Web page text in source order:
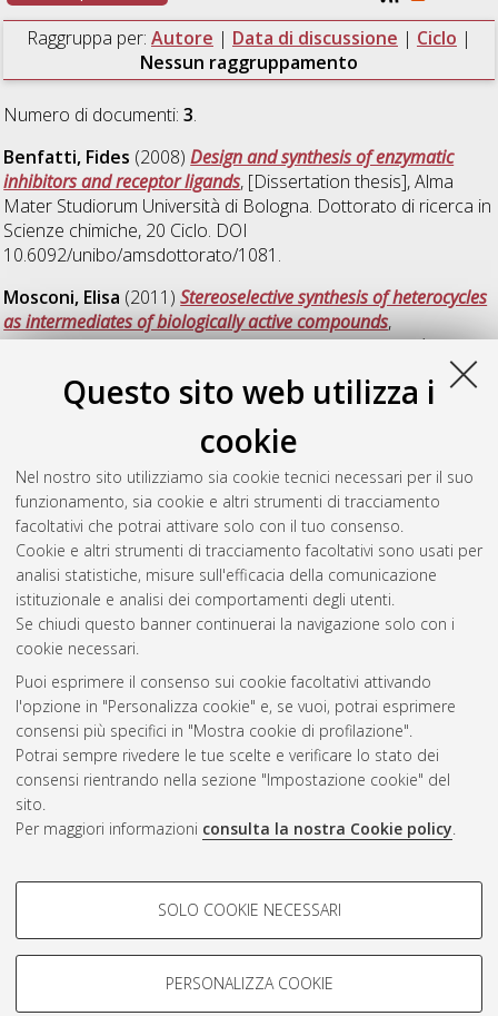
Questo sito web utilizza i
cookie
Nel nostro sito utilizziamo sia cookie tecnici necessari per il suo
funzionamento, sia cookie e altri strumenti di tracciamento
facoltativi che potrai attivare solo con il tuo consenso.
Cookie e altri strumenti di tracciamento facoltativi sono usati per
analisi statistiche, misure sull'efficacia della comunicazione
istituzionale e analisi dei comportamenti degli utenti.
Se chiudi questo banner continuerai la navigazione solo con i
cookie necessari.
Puoi esprimere il consenso sui cookie facoltativi attivando
l'opzione in "Personalizza cookie" e, se vuoi, potrai esprimere
consensi più specifici in "Mostra cookie di profilazione".
Potrai sempre rivedere le tue scelte e verificare lo stato dei
consensi rientrando nella sezione "Impostazione cookie" del
sito.
Per maggiori informazioni consulta la nostra Cookie policy.
COOKIE DI PROFILAZIONE -
Si tratta di cookie utilizzati per analizzare le caratteristiche della
navigazione degli utenti, creare profili in base al loro comportamento
SOLO COOKIE NECESSARI
PERSONALIZZA COOKIE
Raggruppa per: Autore | Data di discussione | Ciclo |
Nessun raggruppamento
Numero di documenti:3.
Benfatti, Fides (2008)Design and synthesis of enzymatic
inhibitors and receptor ligands, [Dissertation thesis], Alma
Mater Studiorum Università di Bologna. Dottorato di ricerca in
Scienze chimiche, 20 Ciclo. DOI
10.6092/unibo/amsdottorato/1081.
Mosconi, Elisa (2011)Stereoselective synthesis of heterocycles
as intermediates of biologically active compounds,
[Dissertation thesis], Alma Mater Studiorum Università di
, 23 Ciclo.
DOI 10.6092/unibo/amsdottorato/3432.
(2008)Sintesi di peptidi e
peptidomimetici attivi verso recettori di membrana
[Dissertation thesis], Alma Mater Studiorum Università di
Bologna. Dottorato di ricerca inScienze chimiche, 20 Ciclo.
DOI 10.6092/unibo/amsdottorato/1048.
Questa lista e' stata generata ilFri Aug 7 20:47:15 2026 CEST
Atom
Rss 1.0
Rss 2.0
ISSN: 2038-7946
Impostazioni Cookie
Informativa sulla privacy
Condizioni d’uso del sito